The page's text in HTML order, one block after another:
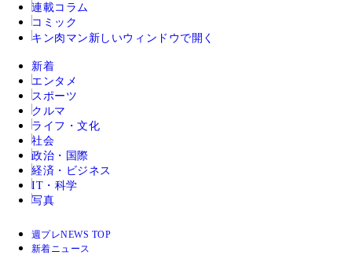
連載コラム
コミック
キン肉マン 新しいウィンドウで開く
新着
エンタメ
スポーツ
クルマ
ライフ・文化
社会
政治・国際
経済・ビジネス
IT・科学
写真
週プレNEWS TOP
新着ニュース